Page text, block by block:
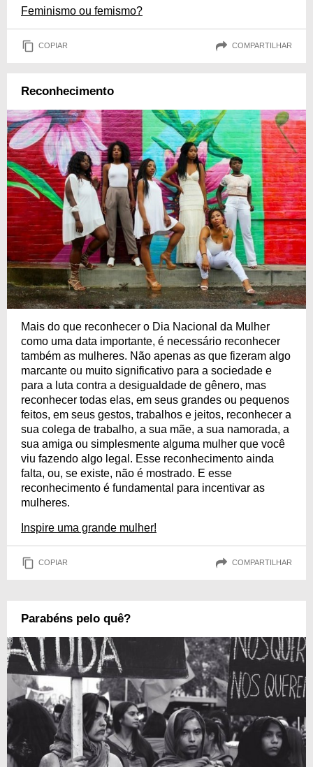
Feminismo ou femismo?
COPIAR COMPARTILHAR
Reconhecimento
Mais do que reconhecer o Dia Nacional da Mulher
como uma data importante, é necessário reconhecer
também as mulheres. Não apenas as que fizeram algo
marcante ou muito significativo para a sociedade e
para a luta contra a desigualdade de gênero, mas
reconhecer todas elas, em seus grandes ou pequenos
feitos, em seus gestos, trabalhos e jeitos, reconhecer a
sua colega de trabalho, a sua mãe, a sua namorada, a
sua amiga ou simplesmente alguma mulher que você
viu fazendo algo legal. Esse reconhecimento ainda
falta, ou, se existe, não é mostrado. E esse
reconhecimento é fundamental para incentivar as
mulheres.
Inspire uma grande mulher!
COPIAR COMPARTILHAR
Parabéns pelo quê?